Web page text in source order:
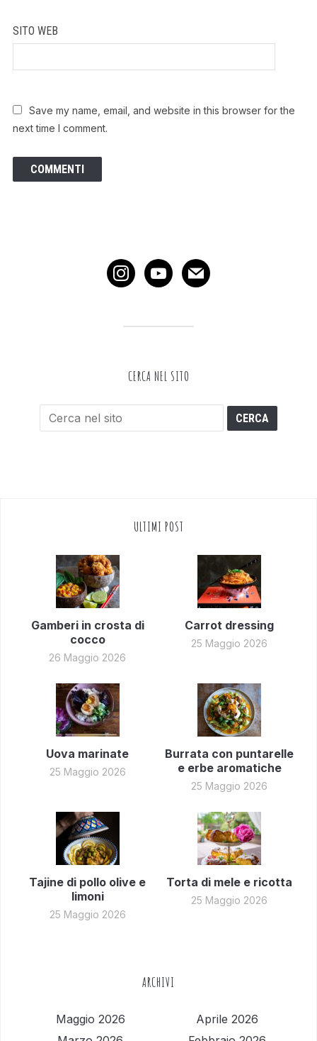
SITO WEB
Save my name, email, and website in this browser for the
next time I comment.
instagramyoutubemail
CERCA NEL SITO
ULTIMI POST
Gamberi in crosta di
cocco
26 Maggio 2026
Carrot dressing
25 Maggio 2026
Uova marinate
25 Maggio 2026
Burrata con puntarelle
e erbe aromatiche
25 Maggio 2026
Tajine di pollo olive e
limoni
25 Maggio 2026
Torta di mele e ricotta
25 Maggio 2026
ARCHIVI
Maggio 2026
Aprile 2026